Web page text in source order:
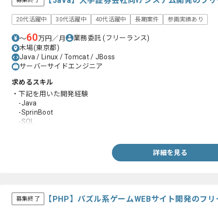
20代活躍中 30代活躍中 40代活躍中 長期案件 参画実績あり
〜60万円／月 業務委託(フリーランス)
木場(東京都)
Java / Linux / Tomcat / JBoss
サーバーサイドエンジニア
求めるスキル
・下記を用いた開発経験
-Java
-SprinBoot
-SQL
詳細を見る
募集終了 【PHP】パズル系ゲームWEBサイト開発のフ